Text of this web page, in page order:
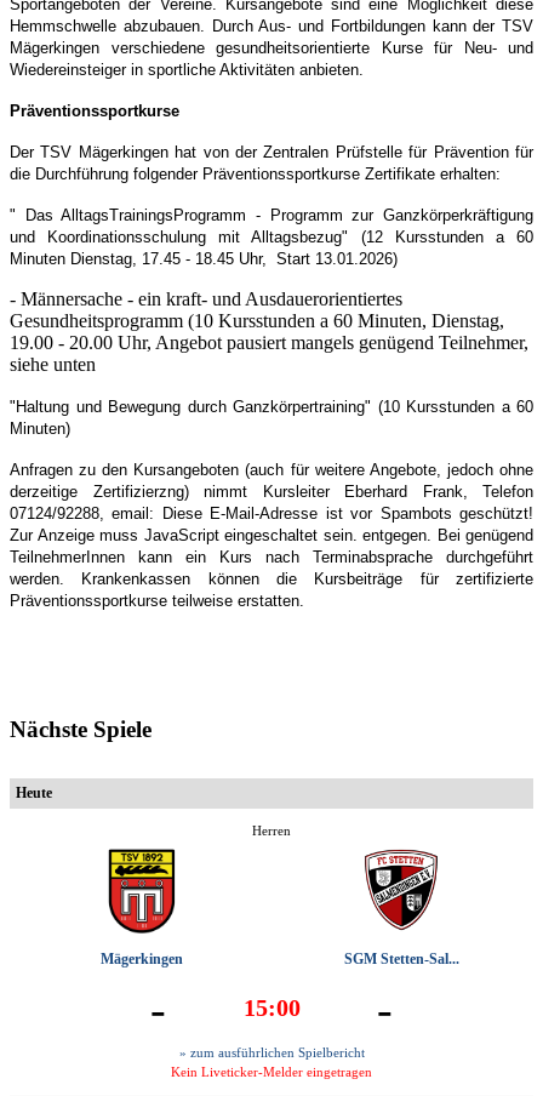
Sportangeboten der Vereine. Kursangebote sind eine Möglichkeit diese
Hemmschwelle abzubauen. Durch Aus- und Fortbildungen kann der TSV
Mägerkingen verschiedene gesundheitsorientierte Kurse für Neu- und
Wiedereinsteiger in sportliche Aktivitäten anbieten.
Präventionssportkurse
Der TSV Mägerkingen hat von der Zentralen Prüfstelle für Prävention für
die Durchführung folgender Präventionssportkurse Zertifikate erhalten:
" Das AlltagsTrainingsProgramm - Programm zur Ganzkörperkräftigung
und Koordinationsschulung mit Alltagsbezug" (12 Kursstunden a 60
Minuten Dienstag, 17.45 - 18.45 Uhr, Start 13.01.2026)
- Männersache - ein kraft- und Ausdauerorientiertes
Gesundheitsprogramm (10 Kursstunden a 60 Minuten, Dienstag,
19.00 - 20.00 Uhr, Angebot pausiert mangels genügend Teilnehmer,
siehe unten
"Haltung und Bewegung durch Ganzkörpertraining" (10 Kursstunden a 60
Minuten)
Anfragen zu den Kursangeboten (auch für weitere Angebote, jedoch ohne
derzeitige Zertifizierzng) nimmt Kursleiter
Eberhard Frank, Telefon
07124/92288, email:
Diese E-Mail-Adresse ist vor Spambots geschützt!
Zur Anzeige muss JavaScript eingeschaltet sein. entgegen. Bei genügend
TeilnehmerInnen kann ein Kurs nach Terminabsprache durchgeführt
werden. Krankenkassen können die Kursbeiträge für zertifizierte
Präventionssportkurse teilweise erstatten.
Nächste Spiele
Heute
Herren
Mägerkingen SGM Stetten-Sal...
- 15:00 -
» zum ausführlichen Spielbericht
Kein Liveticker-Melder eingetragen